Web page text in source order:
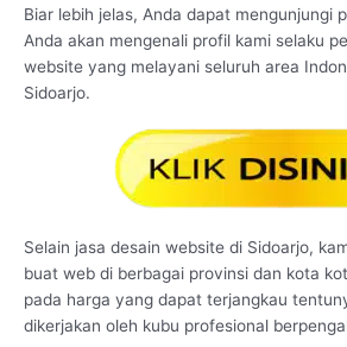
Biar lebih jelas, Anda dapat mengunjungi
Anda akan mengenali profil kami selaku
website yang melayani seluruh area
Sidoarjo.
Selain jasa desain website di Sidoarjo,
buat web di berbagai provinsi dan kota
pada harga yang dapat terjangkau
dikerjakan oleh kubu profesional